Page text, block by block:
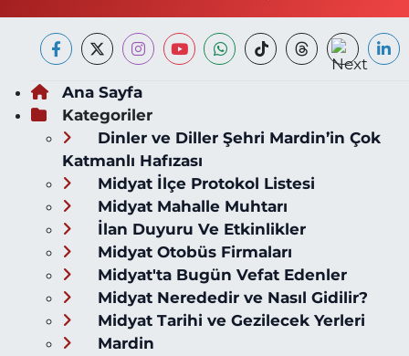
Ana Sayfa
Kategoriler
Dinler ve Diller Şehri Mardin’in Çok
Katmanlı Hafızası
Midyat İlçe Protokol Listesi
Midyat Mahalle Muhtarı
İlan Duyuru Ve Etkinlikler
Midyat Otobüs Firmaları
Midyat'ta Bugün Vefat Edenler
Midyat Nerededir ve Nasıl Gidilir?
Midyat Tarihi ve Gezilecek Yerleri
Mardin